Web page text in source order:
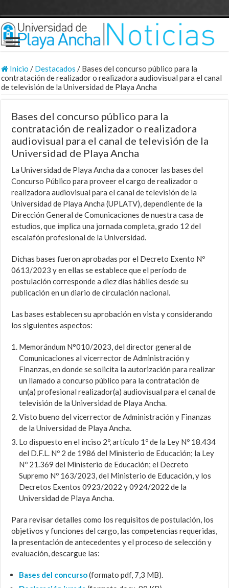
Inicio / Destacados / Bases del concurso público para la
contratación de realizador o realizadora audiovisual para el canal
de televisión de la Universidad de Playa Ancha
Bases del concurso público para la
contratación de realizador o realizadora
audiovisual para el canal de televisión de la
Universidad de Playa Ancha
La Universidad de Playa Ancha da a conocer las bases del
Concurso Público para proveer el cargo de realizador o
realizadora audiovisual para el canal de televisión de la
Universidad de Playa Ancha (UPLATV), dependiente de la
Dirección General de Comunicaciones de nuestra casa de
estudios, que implica una jornada completa, grado 12 del
escalafón profesional de la Universidad.
Dichas bases fueron aprobadas por el Decreto Exento Nº
0613/2023 y en ellas se establece que el período de
postulación corresponde a diez días hábiles desde su
publicación en un diario de circulación nacional.
Las bases establecen su aprobación en vista y considerando
los siguientes aspectos:
Memorándum N°010/2023, del director general de
Comunicaciones al vicerrector de Administración y
Finanzas, en donde se solicita la autorización para realizar
un llamado a concurso público para la contratación de
un(a) profesional realizador(a) audiovisual para el canal de
televisión de la Universidad de Playa Ancha.
Visto bueno del vicerrector de Administración y Finanzas
de la Universidad de Playa Ancha.
Lo dispuesto en el inciso 2º, artículo 1º de la Ley Nº 18.434
del D.F.L. Nº 2 de 1986 del Ministerio de Educación; la Ley
Nº 21.369 del Ministerio de Educación; el Decreto
Supremo Nº 163/2023, del Ministerio de Educación, y los
Decretos Exentos 0923/2022 y 0924/2022 de la
Universidad de Playa Ancha.
Para revisar detalles como los requisitos de postulación, los
objetivos y funciones del cargo, las competencias requeridas,
la presentación de antecedentes y el proceso de selección y
evaluación, descargue las:
Bases del concurso(formato pdf, 7,3 MB).